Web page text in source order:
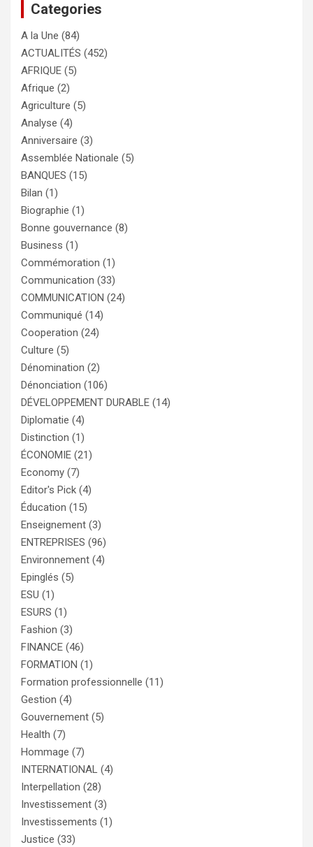
Categories
A la Une (84)
ACTUALITÉS (452)
AFRIQUE (5)
Afrique (2)
Agriculture (5)
Analyse (4)
Anniversaire (3)
Assemblée Nationale (5)
BANQUES (15)
Bilan (1)
Biographie (1)
Bonne gouvernance (8)
Business (1)
Commémoration (1)
Communication (33)
COMMUNICATION (24)
Communiqué (14)
Cooperation (24)
Culture (5)
Dénomination (2)
Dénonciation (106)
DÉVELOPPEMENT DURABLE (14)
Diplomatie (4)
Distinction (1)
ÉCONOMIE (21)
Economy (7)
Editor's Pick (4)
Éducation (15)
Enseignement (3)
ENTREPRISES (96)
Environnement (4)
Epinglés (5)
ESU (1)
ESURS (1)
Fashion (3)
FINANCE (46)
FORMATION (1)
Formation professionnelle (11)
Gestion (4)
Gouvernement (5)
Health (7)
Hommage (7)
INTERNATIONAL (4)
Interpellation (28)
Investissement (3)
Investissements (1)
Justice (33)